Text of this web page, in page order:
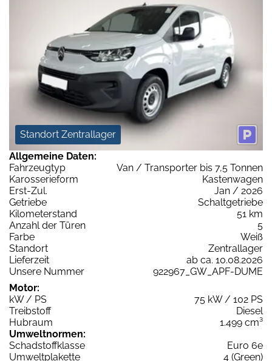
Standort Zentrallager
Allgemeine Daten:
Fahrzeugtyp
Van / Transporter bis 7,5 Tonnen
Karosserieform
Kastenwagen
Erst-Zul.
Jan / 2026
Getriebe
Schaltgetriebe
Kilometerstand
51 km
Anzahl der Türen
5
Farbe
Weiß
Standort
Zentrallager
Lieferzeit
ab ca. 10.08.2026
Unsere Nummer
922967_GW_APF-DUME
Motor:
kW / PS
75 kW / 102 PS
Treibstoff
Diesel
Hubraum
1.499 cm³
Umweltnormen:
Schadstoffklasse
Euro 6e
Umweltplakette
4 (Green)